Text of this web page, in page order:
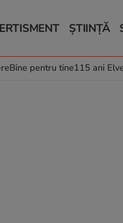
și Filme
ȘTIINȚĂ
Schimbări
Bine pentru tine115 ani